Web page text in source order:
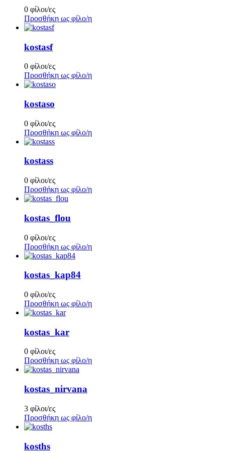
0 φίλοι/ες
Προσθήκη ως φίλο/η
kostasf
0 φίλοι/ες
Προσθήκη ως φίλο/η
kostaso
0 φίλοι/ες
Προσθήκη ως φίλο/η
kostass
0 φίλοι/ες
Προσθήκη ως φίλο/η
kostas_flou
0 φίλοι/ες
Προσθήκη ως φίλο/η
kostas_kap84
0 φίλοι/ες
Προσθήκη ως φίλο/η
kostas_kar
0 φίλοι/ες
Προσθήκη ως φίλο/η
kostas_nirvana
3 φίλοι/ες
Προσθήκη ως φίλο/η
kosths